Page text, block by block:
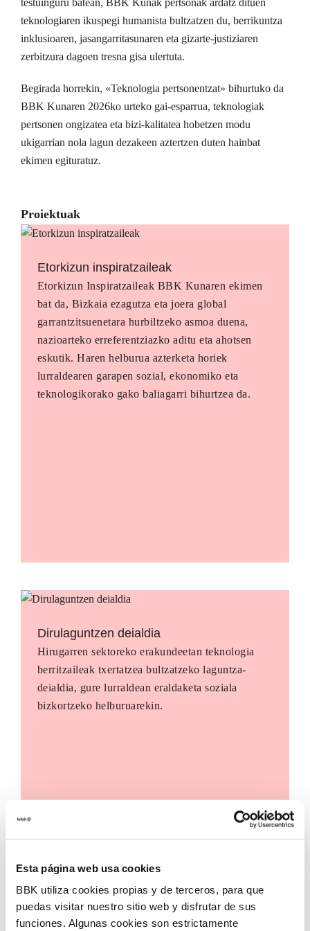
Esta página web usa cookies
BBK utiliza cookies propias y de terceros, para que
puedas visitar nuestro sitio web y disfrutar de sus
funciones. Algunas cookies son estrictamente
teknologiaren ikuspegi humanista bultzatzen du, berrikuntza
inklusioaren, jasangarritasunaren eta gizarte-justiziaren
zerbitzura dagoen tresna gisa ulertuta.
Begirada horrekin, «Teknologia pertsonentzat» bihurtuko da
BBK Kunaren 2026ko urteko gai-esparrua, teknologiak
pertsonen ongizatea eta bizi-kalitatea hobetzen modu
ukigarrian nola lagun dezakeen aztertzen duten hainbat
ekimen egituratuz.
Proiektuak
Etorkizun inspiratzaileak
Etorkizun Inspiratzaileak BBK Kunaren ekimen
bat da, Bizkaia ezagutza eta joera global
garrantzitsuenetara hurbiltzeko asmoa duena,
nazioarteko erreferentziazko aditu eta ahotsen
eskutik. Haren helburua azterketa horiek
lurraldearen garapen sozial, ekonomiko eta
teknologikorako gako baliagarri bihurtzea da.
Dirulaguntzen deialdia
Hirugarren sektoreko erakundeetan teknologia
berritzaileak txertatzea bultzatzeko laguntza-
deialdia, gure lurraldean eraldaketa soziala
bizkortzeko helburuarekin.